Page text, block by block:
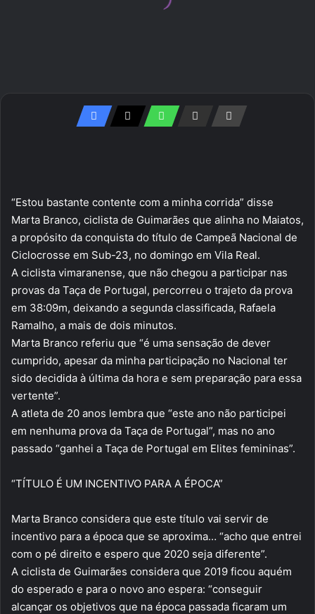
“Estou bastante contente com a minha corrida” disse
Marta Branco, ciclista de Guimarães que alinha no Maiatos,
a propósito da conquista do título de Campeã Nacional de
Ciclocrosse em Sub-23, no domingo em Vila Real.
A ciclista vimaranense, que não chegou a participar nas
provas da Taça de Portugal, percorreu o trajeto da prova
em 38:09m, deixando a segunda classificada, Rafaela
Ramalho, a mais de dois minutos.
Marta Branco referiu que “é uma sensação de dever
cumprido, apesar da minha participação no Nacional ter
sido decidida à última da hora e sem preparação para essa
vertente”.
A atleta de 20 anos lembra que “este ano não participei
em nenhuma prova da Taça de Portugal”, mas no ano
passado “ganhei a Taça de Portugal em Elites femininas”.
“TÍTULO É UM INCENTIVO PARA A ÉPOCA”
Marta Branco considera que este título vai servir de
incentivo para a época que se aproxima… “acho que entrei
com o pé direito e espero que 2020 seja diferente”.
A ciclista de Guimarães considera que 2019 ficou aquém
do esperado e para o novo ano espera: “conseguir
alcançar os objetivos que na época passada ficaram um